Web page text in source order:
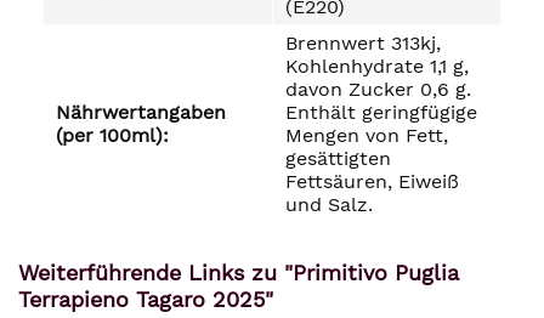
(E220)
Nährwertangaben
(per 100ml):
Brennwert 313kj,
Kohlenhydrate 1,1 g,
davon Zucker 0,6 g.
Enthält geringfügige
Mengen von Fett,
gesättigten
Fettsäuren, Eiweiß
und Salz.
Weiterführende Links zu "Primitivo Puglia
Terrapieno Tagaro 2025"